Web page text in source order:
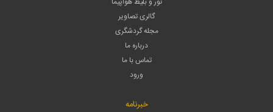
گالری تصاویر
مجله گردشگری
درباره ما
تماس با ما
ورود
خبرنامه